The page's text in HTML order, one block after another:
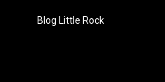
Blog Little Rock